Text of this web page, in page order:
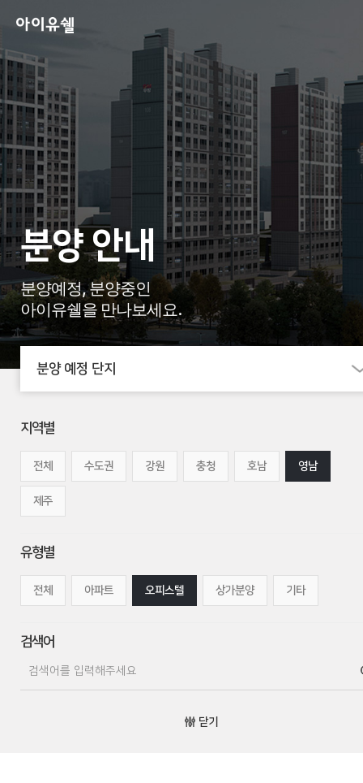
분양 안내
분양예정, 분양중인
아이유쉘을 만나보세요.
분양 예정 단지
지역별
전체 수도권 강원 충청 호남 영남
제주
유형별
전체 아파트 오피스텔 상가분양 기타
검색어
닫기